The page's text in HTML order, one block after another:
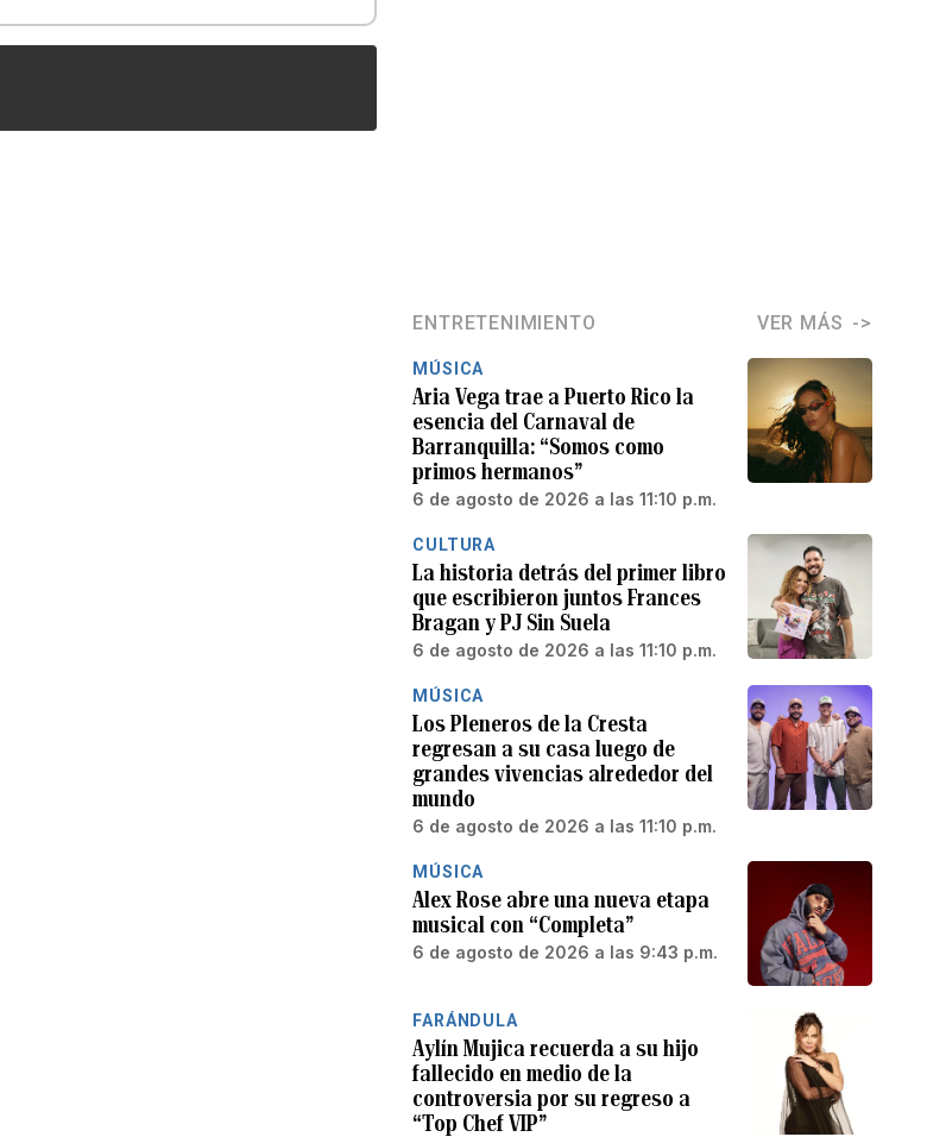
ENTRETENIMIENTO VER MÁS
MÚSICA
Aria Vega trae a Puerto Rico la
esencia del Carnaval de
Barranquilla: “Somos como
primos hermanos”
6 de agosto de 2026 a las 11:10 p.m.
CULTURA
La historia detrás del primer libro
que escribieron juntos Frances
Bragan y PJ Sin Suela
6 de agosto de 2026 a las 11:10 p.m.
MÚSICA
Los Pleneros de la Cresta
regresan a su casa luego de
grandes vivencias alrededor del
mundo
6 de agosto de 2026 a las 11:10 p.m.
MÚSICA
Alex Rose abre una nueva etapa
musical con “Completa”
6 de agosto de 2026 a las 9:43 p.m.
FARÁNDULA
Aylín Mujica recuerda a su hijo
fallecido en medio de la
controversia por su regreso a
“Top Chef VIP”